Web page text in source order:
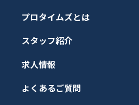
プロタイムズとは
スタッフ紹介
求人情報
よくあるご質問